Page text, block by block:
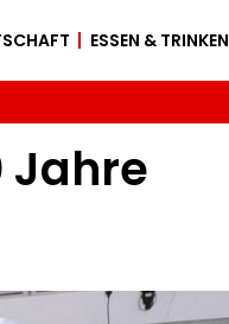
ESSEN & TRINKEN
Jahre